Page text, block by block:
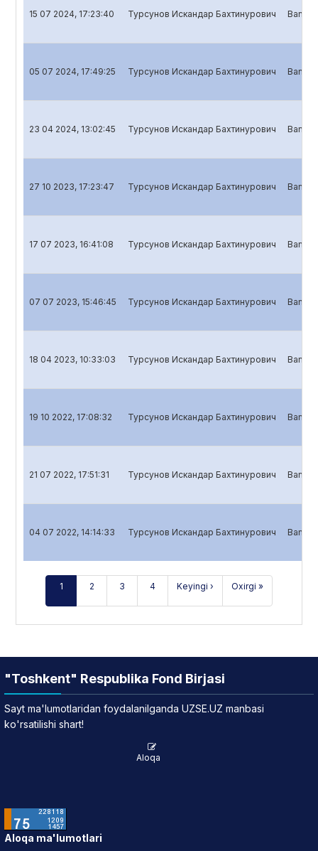
15 07 2024, 17:23:40 Турсунов Искандар Бахтинурович
05 07 2024, 17:49:25 Турсунов Искандар Бахтинурович
23 04 2024, 13:02:45 Турсунов Искандар Бахтинурович
27 10 2023, 17:23:47 Турсунов Искандар Бахтинурович
17 07 2023, 16:41:08 Турсунов Искандар Бахтинурович
07 07 2023, 15:46:45 Турсунов Искандар Бахтинурович
18 04 2023, 10:33:03 Турсунов Искандар Бахтинурович
19 10 2022, 17:08:32 Турсунов Искандар Бахтинурович
21 07 2022, 17:51:31 Турсунов Искандар Бахтинурович
04 07 2022, 14:14:33 Турсунов Искандар Бахтинурович
1 2 3 4 Keyingi › Oxirgi »
"Toshkent" Respublika Fond Birjasi
Sayt ma'lumotlaridan foydalanilganda UZSE.UZ manbasi
ko'rsatilishi shart!
Aloqa
Aloqa ma'lumotlari